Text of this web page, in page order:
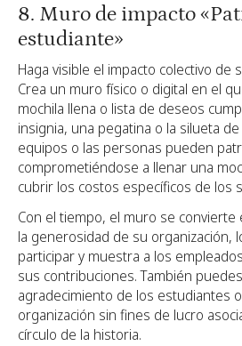
8. Muro de impacto
estudiante»
Haga visible el impacto colectivo de
Crea un muro físico o digital en el
mochila llena o lista de deseos
insignia, una pegatina o la silueta
equipos o las personas pueden
comprometiéndose a llenar una
cubrir los costos específicos de los
Con el tiempo, el muro se convierte
la generosidad de su organización,
participar y muestra a los
sus contribuciones. También
agradecimiento de los estudiantes
organización sin fines de lucro
círculo de la historia.